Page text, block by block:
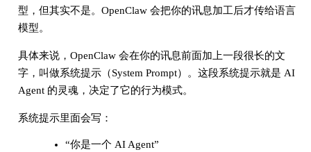
型，但其实不是。OpenClaw 会把你的讯息加工后才传给语言
模型。
具体来说，OpenClaw 会在你的讯息前面加上一段很长的文
字，叫做系统提示（System Prompt）。这段系统提示就是 AI
Agent 的灵魂，决定了它的行为模式。
系统提示里面会写：
“你是一个 AI Agent”